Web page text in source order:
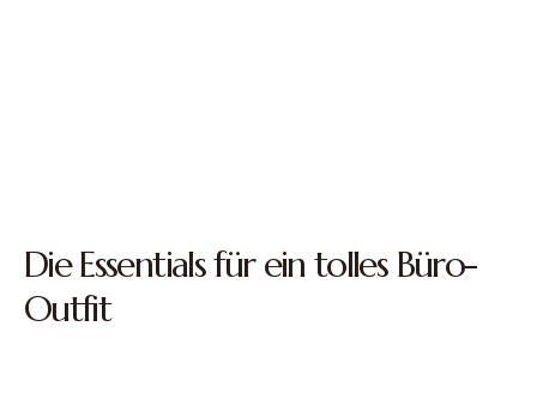
Die Essentials für ein tolles Büro-
Outfit